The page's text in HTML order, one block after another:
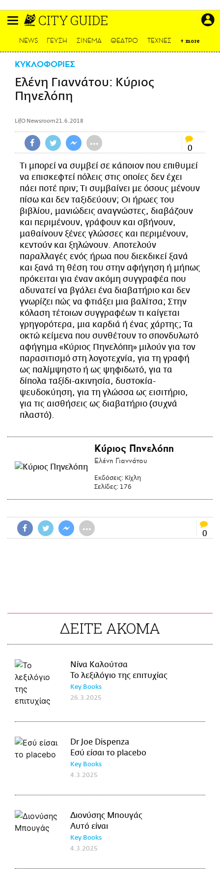
περιεχόμενο
CITY GUIDE
LIFO SHOP
NEWSLETTER
ΜΙΚΡΟΠΡΑΓΜΑΤΑ
THE GOOD LIFO
LIFOLAND
CITY GUIDE
ΑΜΠΑ
PRINT
ΕΙΔΗΣΕΙΣ
CULTURE
ΑΠΟΨΕΙΣ
ΤΡΟΠΟΣ ΖΩΗΣ
PODCASTS
NEWS ΓΕΥΣΗ ΣΙΝΕΜΑ ΘΕΑΤΡΟ ΤΕΧΝΕΣ + more
ΚΥΚΛΟΦΟΡΙΕΣ
Ελένη Γιαννάτου: Κύριος
Πηνελόπη
LifO Newsroom21.6.2018
•••
0
Τι μπορεί να συμβεί σε κάποιον που επιθυμεί
να επισκεφτεί πόλεις στις οποίες δεν έχει
πάει ποτέ πριν; Τι συμβαίνει με όσους μένουν
πίσω και δεν ταξιδεύουν; Οι ήρωες του
βιβλίου, μανιώδεις αναγνώστες, διαβάζουν
και περιμένουν, γράφουν και σβήνουν,
μαθαίνουν ξένες γλώσσες και περιμένουν,
κεντούν και ξηλώνουν. Αποτελούν
παραλλαγές ενός ήρωα που διεκδικεί ξανά
και ξανά τη θέση του στην αφήγηση ή μήπως
πρόκειται για έναν ακόμη συγγραφέα που
αδυνατεί να βγάλει ένα διαβατήριο και δεν
γνωρίζει πώς να φτιάξει μια βαλίτσα; Στην
κόλαση τέτοιων συγγραφέων τι καίγεται
γρηγορότερα, μια καρδιά ή ένας χάρτης; Τα
οκτώ κείμενα που συνθέτουν το σπονδυλωτό
αφήγημα «Κύριος Πηνελόπη» μιλούν για τον
παρασιτισμό στη λογοτεχνία, για τη γραφή
ως παλίμψηστο ή ως ψηφιδωτό, για τα
δίπολα ταξίδι-ακινησία, δυστοκία-
ψευδοκύηση, για τη γλώσσα ως εισιτήριο,
για τις αισθήσεις ως διαβατήριο (συχνά
πλαστό).
Κύριος Πηνελόπη
Ελένη Γιαννάτου
Εκδόσεις: Κίχλη
Σελίδες: 176
•••
0
ΔΕΙΤΕ ΑΚΟΜΑ
Νίνα Καλούτσα
Το λεξιλόγιο της επιτυχίας
Key Books
26.3.2025
Dr Joe Dispenza
Εσύ είσαι το placebo
Key Books
4.3.2025
Διονύσης Μπουγάς
Αυτό είναι
Key Books
4.3.2025